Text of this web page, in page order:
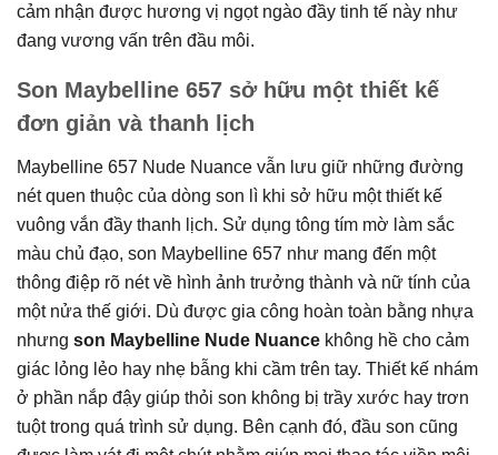
cảm nhận được hương vị ngọt ngào đầy tinh tế này như
đang vương vấn trên đầu môi.
Son Maybelline 657 sở hữu một thiết kế
đơn giản và thanh lịch
Maybelline 657 Nude Nuance vẫn lưu giữ những đường
nét quen thuộc của dòng son lì khi sở hữu một thiết kế
vuông vắn đầy thanh lịch. Sử dụng tông tím mờ làm sắc
màu chủ đạo, son Maybelline 657 như mang đến một
thông điệp rõ nét về hình ảnh trưởng thành và nữ tính của
một nửa thế giới. Dù được gia công hoàn toàn bằng nhựa
nhưng son Maybelline Nude Nuance không hề cho cảm
giác lỏng lẻo hay nhẹ bẫng khi cầm trên tay. Thiết kế nhám
ở phần nắp đậy giúp thỏi son không bị trầy xước hay trơn
tuột trong quá trình sử dụng. Bên cạnh đó, đầu son cũng